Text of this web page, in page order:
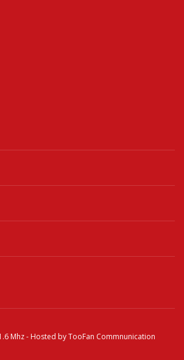
Mhz- Hosted byTooFan Commnunication